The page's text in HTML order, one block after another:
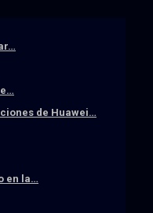
de Huawei…
en la…